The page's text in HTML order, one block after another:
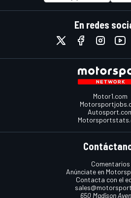
En redes
Motor1.com
Comentarios
Anúnciate en
Contacta con el
650 Madison